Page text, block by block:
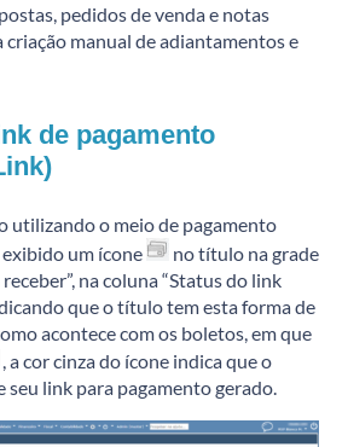
pedidos de venda e notas
criação manual de adiantamentos e
de pagamento
utilizando o meio de pagamento
um ícone
no título na grade
na coluna “Status do link
que o título tem esta forma de
acontece com os boletos, em que
, a cor cinza do ícone indica que o
link para pagamento gerado.